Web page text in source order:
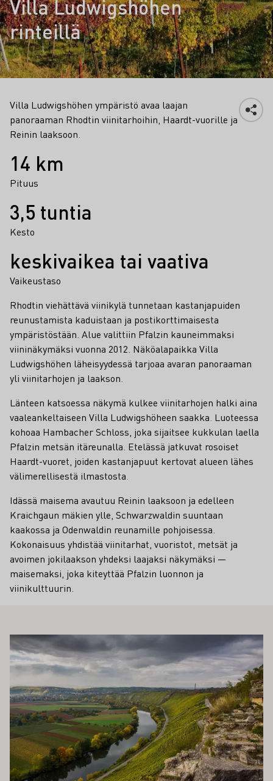
Villa Ludwigshöhen
rinteillä
Villa Ludwigshöhen ympäristö avaa laajan
panoraaman Rhodtin viinitarhoihin, Haardt-vuorille ja
Reinin laaksoon.
Faktat
14 km
Pituus
3,5 tuntia
Kesto
keskivaikea tai vaativa
Vaikeustaso
Rhodtin viehättävä viinikylä tunnetaan kastanjapuiden
reunustamista kaduistaan ja postikorttimaisesta
ympäristöstään. Alue valittiin Pfalzin kauneimmaksi
viininäkymäksi vuonna 2012. Näköalapaikka Villa
Ludwigshöhen läheisyydessä tarjoaa avaran panoraaman
yli viinitarhojen ja laakson.
Länteen katsoessa näkymä kulkee viinitarhojen halki aina
vaaleankeltaiseen Villa Ludwigshöheen saakka. Luoteessa
kohoaa Hambacher Schloss, joka sijaitsee kukkulan laella
Pfalzin metsän itäreunalla. Etelässä jatkuvat rosoiset
Haardt-vuoret, joiden kastanjapuut kertovat alueen lähes
välimerellisestä ilmastosta.
Idässä maisema avautuu Reinin laaksoon ja edelleen
Kraichgaun mäkien ylle, Schwarzwaldin suuntaan
kaakossa ja Odenwaldin reunamille pohjoisessa.
Kokonaisuus yhdistää viinitarhat, vuoristot, metsät ja
avoimen jokilaakson yhdeksi laajaksi näkymäksi —
maisemaksi, joka kiteyttää Pfalzin luonnon ja
viinikulttuurin.
KIINNOSTAA SINUA
Lue lisää